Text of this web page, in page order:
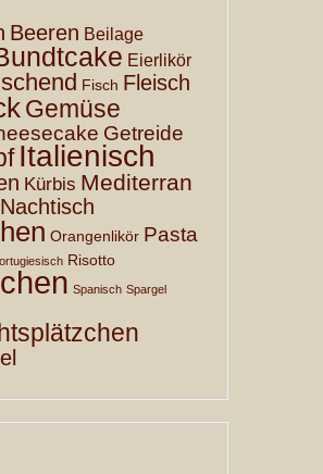
Beeren Beilage
Eierlikör
Fisch Fleisch
Gemüse
Getreide
Italienisch
Kürbis Mediterran
Nachtisch
Orangenlikör Pasta
Risotto
Spanisch Spargel